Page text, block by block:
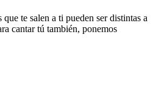
te salen a ti pueden ser distintas a
cantar tú también, ponemos